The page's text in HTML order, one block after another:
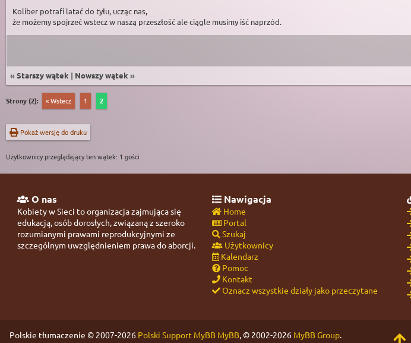
Koliber potrafi latać do tyłu, ucząc nas,
że możemy spojrzeć wstecz w naszą przeszłość ale ciągle musimy iść naprzód.
« Starszy wątek | Nowszy wątek »
Strony (2): « Wstecz 1 2
Pokaż wersję do druku
Użytkownicy przeglądający ten wątek: 1 gości
O nas
Kobiety w Sieci to organizacja zajmująca się
edukacją, osób dorosłych, związaną z szeroko
rozumianymi prawami reprodukcyjnymi ze
szczególnym uwzględnieniem prawa do aborcji.
Nawigacja
Home
Portal
Szukaj
Użytkownicy
Kalendarz
Pomoc
Kontakt
Oznacz wszystkie działy jako przeczytane
Polskie tłumaczenie © 2007-2026 Polski Support MyBB MyBB, © 2002-2026 MyBB Group.